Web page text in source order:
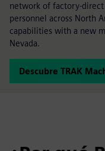
network of factory-
personnel across North
capabilities with a new
Nevada.